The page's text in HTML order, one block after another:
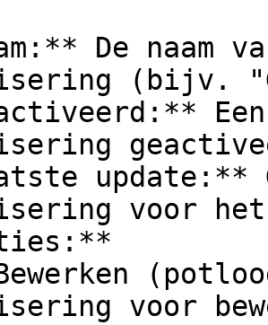
De naam
(bijv.
update:**
voor
voor